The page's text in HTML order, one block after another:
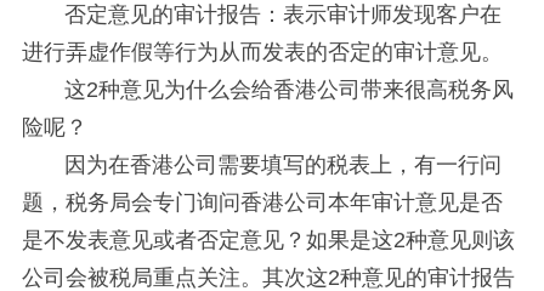
否定意见的审计报告：表示审计师发现客户在
进行弄虚作假等行为从而发表的否定的审计意见。
这2种意见为什么会给香港公司带来很高税务风
险呢？
因为在香港公司需要填写的税表上，有一行问
题，税务局会专门询问香港公司本年审计意见是否
是不发表意见或者否定意见？如果是这2种意见则该
公司会被税局重点关注。其次这2种意见的审计报告